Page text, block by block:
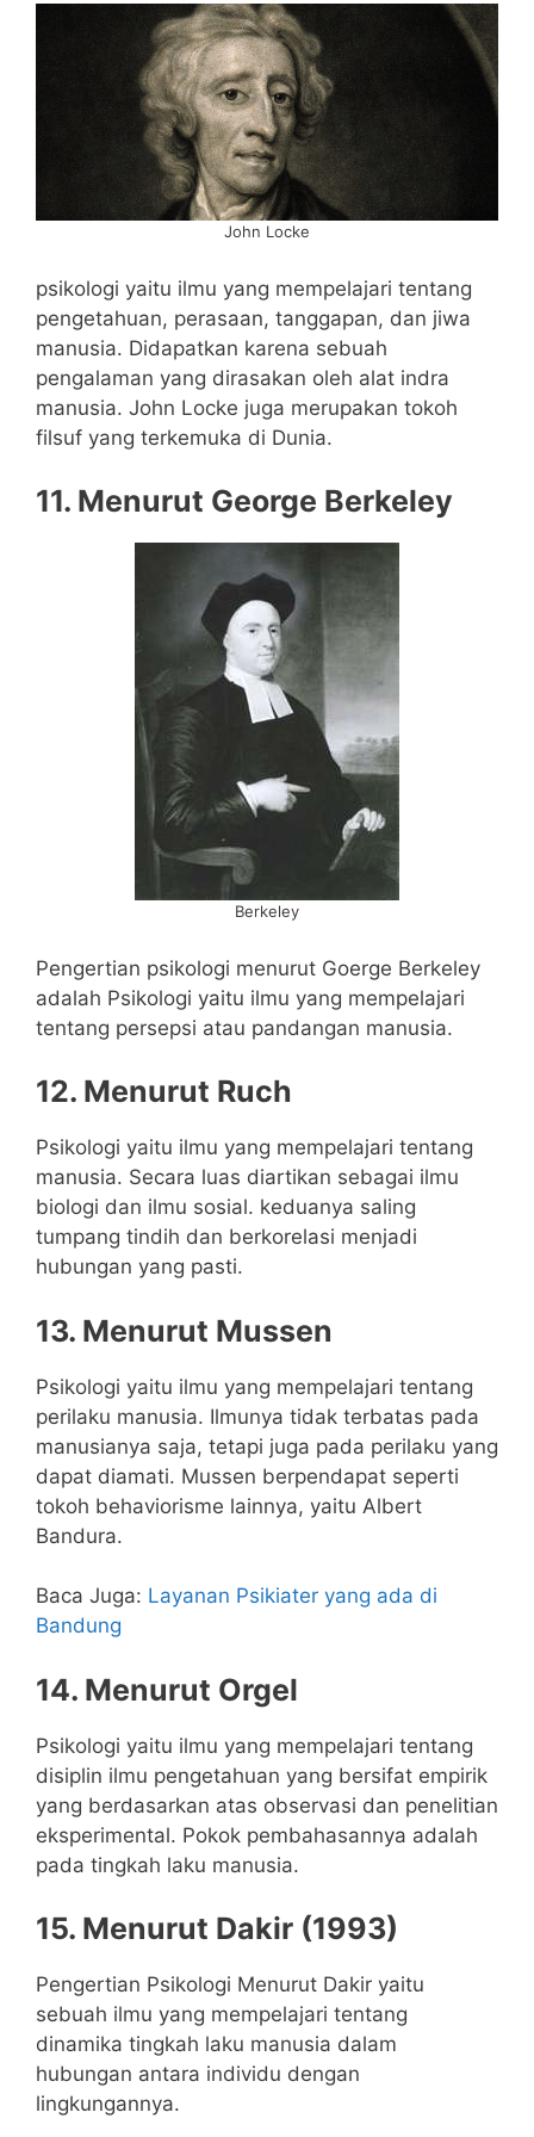
John Locke
psikologi yaitu ilmu yang mempelajari tentang
pengetahuan, perasaan, tanggapan, dan jiwa
manusia. Didapatkan karena sebuah
pengalaman yang dirasakan oleh alat indra
manusia. John Locke juga merupakan tokoh
filsuf yang terkemuka di Dunia.
11. Menurut George Berkeley
Berkeley
Pengertian psikologi menurut Goerge Berkeley
adalah Psikologi yaitu ilmu yang mempelajari
tentang persepsi atau pandangan manusia.
12. Menurut Ruch
Psikologi yaitu ilmu yang mempelajari tentang
manusia. Secara luas diartikan sebagai ilmu
biologi dan ilmu sosial. keduanya saling
tumpang tindih dan berkorelasi menjadi
hubungan yang pasti.
13. Menurut Mussen
Psikologi yaitu ilmu yang mempelajari tentang
perilaku manusia. Ilmunya tidak terbatas pada
manusianya saja, tetapi juga pada perilaku yang
dapat diamati. Mussen berpendapat seperti
tokoh behaviorisme lainnya, yaitu Albert
Bandura.
Baca Juga: Layanan Psikiater yang ada di
Bandung
14. Menurut Orgel
Psikologi yaitu ilmu yang mempelajari tentang
disiplin ilmu pengetahuan yang bersifat empirik
yang berdasarkan atas observasi dan penelitian
eksperimental. Pokok pembahasannya adalah
pada tingkah laku manusia.
15. Menurut Dakir (1993)
Pengertian Psikologi Menurut Dakir yaitu
sebuah ilmu yang mempelajari tentang
dinamika tingkah laku manusia dalam
hubungan antara individu dengan
lingkungannya.